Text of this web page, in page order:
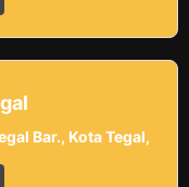
Bar., Kota Tegal,